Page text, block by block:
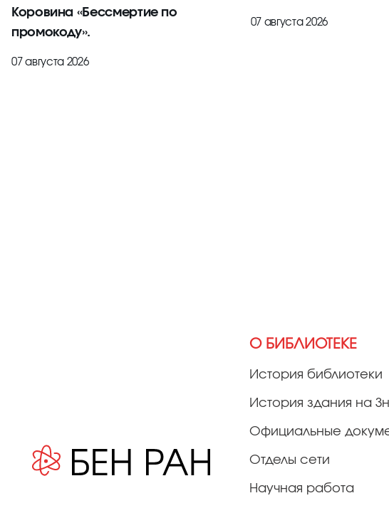
Коровина «Бессмертие по
промокоду».
07 августа 2026
07 августа 2026
О БИБЛИОТЕКЕ
История библиотеки
История здания на
Официальные
Отделы сети
Научная работа